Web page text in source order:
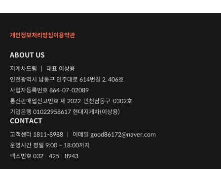
개인정보처리방침이용약관
ABOUT US
지게차드림
대표 이상용
인천광역시 남동구 인주대로 614번길 2, 406호
사업자등록번호 864-07-02089
통신판매업신고번호 제 2022-인천남동구-0302호
기업은행 01022958617 현대지게차(이상용)
CONTACT
고객센터 1811-8988 이메일 good86172@naver.com
운영시간 평일 9:00 ~ 18:00까지
팩스번호 032 - 425 - 8943